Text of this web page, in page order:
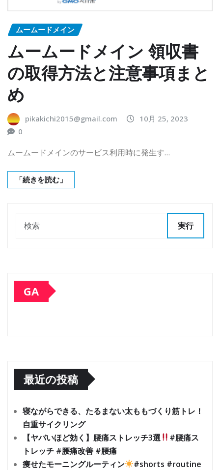
ムームードメイン
ムームードメイン 領収書
の取得方法と注意事項まと
め
pikakichi2015@gmail.com
10月 25, 2023
0
ムームードメインのサービス利用時に発生す…
「続きを読む」
実行
GA
最近の投稿
寝ながらできる、たるまない太ももづくり筋トレ！
自重サイクリング
【ヤバいほど効く】腰痛ストレッチ3選
#腰痛ス
トレッチ #腰痛改善 #腰痛
痩せたモーニングルーティン
#shorts #routine